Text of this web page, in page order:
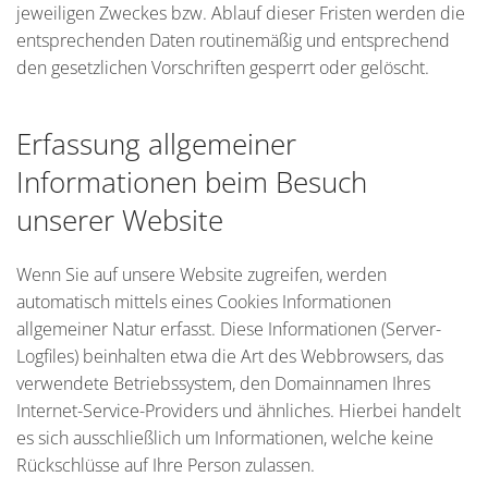
jeweiligen Zweckes bzw. Ablauf dieser Fristen werden die
entsprechenden Daten routinemäßig und entsprechend
den gesetzlichen Vorschriften gesperrt oder gelöscht.
Erfassung allgemeiner
Informationen beim Besuch
unserer Website
Wenn Sie auf unsere Website zugreifen, werden
automatisch mittels eines Cookies Informationen
allgemeiner Natur erfasst. Diese Informationen (Server-
Logfiles) beinhalten etwa die Art des Webbrowsers, das
verwendete Betriebssystem, den Domainnamen Ihres
Internet-Service-Providers und ähnliches. Hierbei handelt
es sich ausschließlich um Informationen, welche keine
Rückschlüsse auf Ihre Person zulassen.